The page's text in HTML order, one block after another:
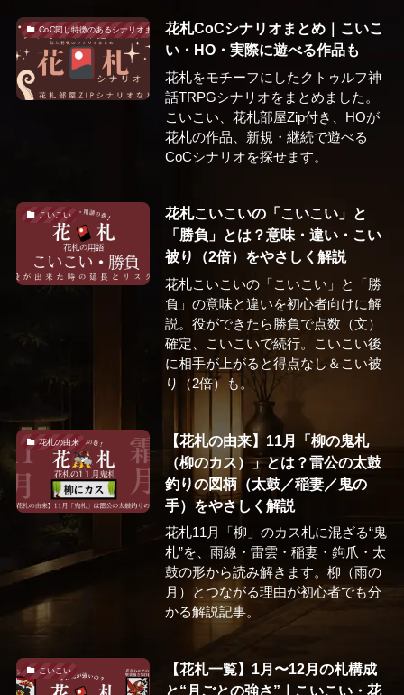
CoC同じ特徴のあるシナリオまとめ花札CoCシナリオまとめ｜こいこ
い・HO・実際に遊べる作品も
花札をモチーフにしたクトゥルフ神
話TRPGシナリオをまとめました。
こいこい、花札部屋Zip付き、HOが
花札の作品、新規・継続で遊べる
CoCシナリオを探せます。
こいこい
花札こいこいの「こいこい」と
「勝負」とは？意味・違い・こい
被り（2倍）をやさしく解説
花札こいこいの「こいこい」と「勝
負」の意味と違いを初心者向けに解
説。役ができたら勝負で点数（文）
確定、こいこいで続行。こいこい後
に相手が上がると得点なし＆こい被
り（2倍）も。
花札の由来
【花札の由来】11月「柳の鬼札
（柳のカス）」とは？雷公の太鼓
釣りの図柄（太鼓／稲妻／鬼の
手）をやさしく解説
花札11月「柳」のカス札に混ざる“鬼
札”を、雨線・雷雲・稲妻・鉤爪・太
鼓の形から読み解きます。柳（雨の
月）とつながる理由が初心者でも分
かる解説記事。
こいこい
【花札一覧】1月〜12月の札構成
と“月ごとの強さ”｜こいこい・花